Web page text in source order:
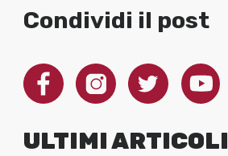
Condividi il post
ULTIMI ARTICOLI